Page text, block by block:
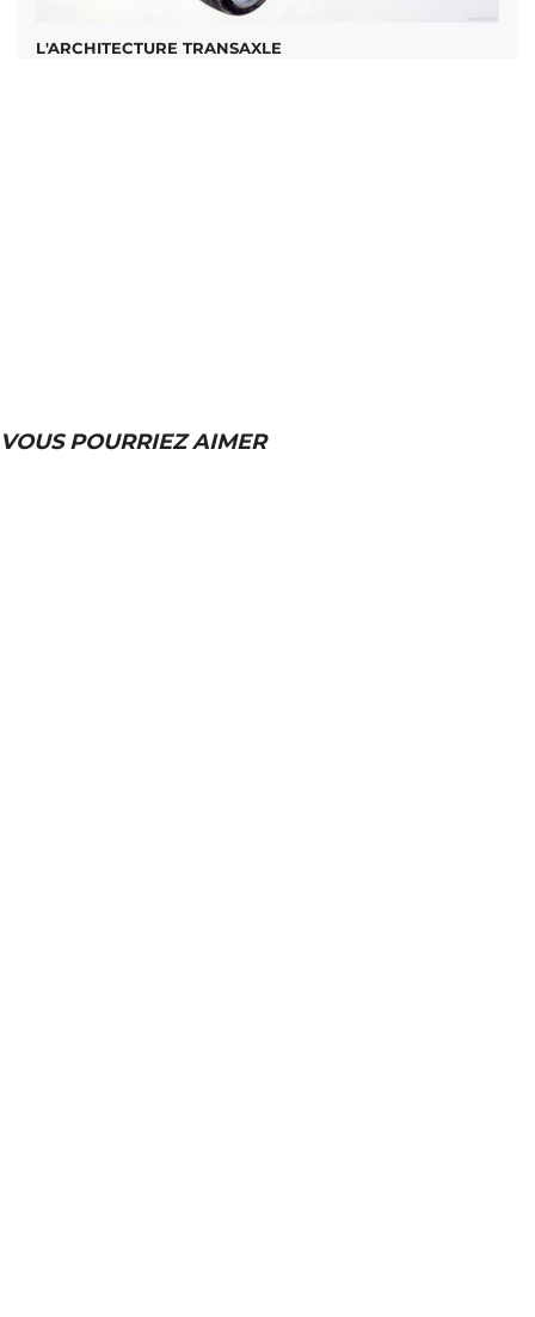
L'ARCHITECTURE TRANSAXLE
VOUS POURRIEZ AIMER